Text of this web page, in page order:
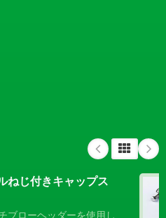
ねじ付きキャップス
ブローヘッダーを使用し